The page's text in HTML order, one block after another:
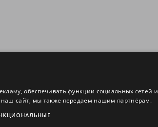
обеспечивать функции социальных сетей и
сайт, мы также передаём нашим партнёрам.